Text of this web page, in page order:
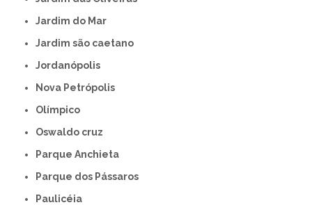
Jardim do Mar
Jardim são caetano
Jordanópolis
Nova Petrópolis
Olímpico
Oswaldo cruz
Parque Anchieta
Parque dos Pássaros
Paulicéia